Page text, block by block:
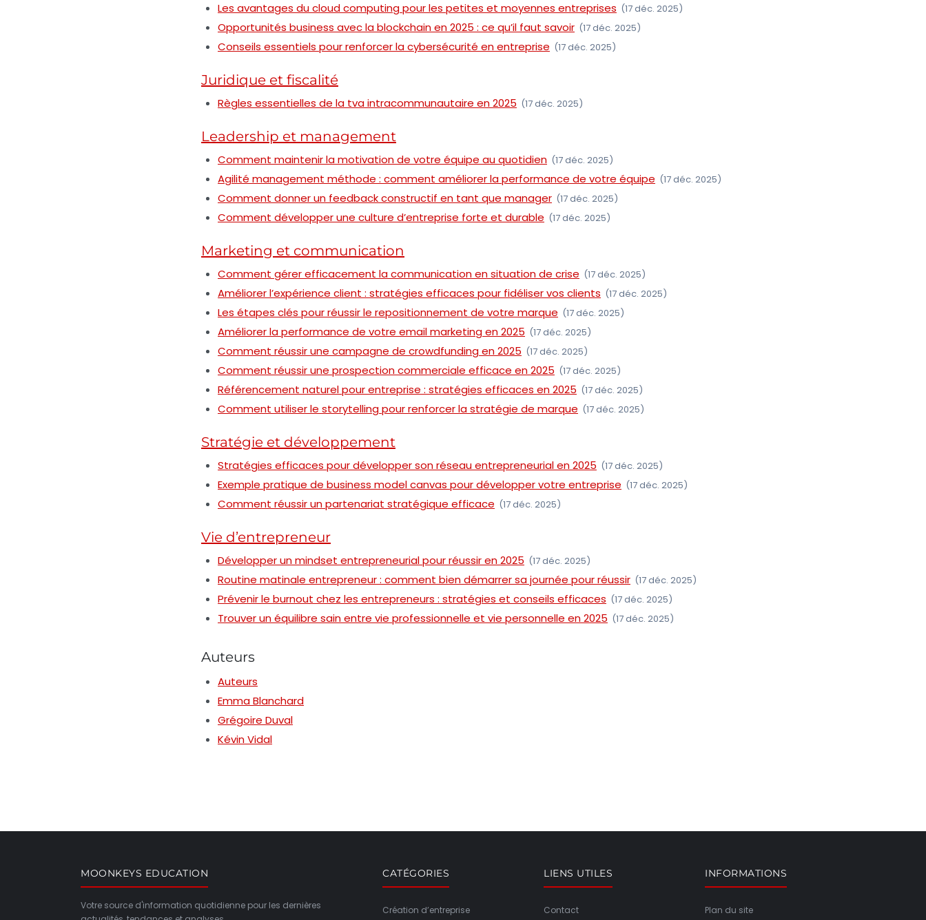
Les avantages du cloud computing pour les petites et moyennes entreprises (17 déc. 2025)
Opportunités business avec la blockchain en 2025 : ce qu’il faut savoir (17 déc. 2025)
Conseils essentiels pour renforcer la cybersécurité en entreprise (17 déc. 2025)
Juridique et fiscalité
Règles essentielles de la tva intracommunautaire en 2025 (17 déc. 2025)
Leadership et management
Comment maintenir la motivation de votre équipe au quotidien (17 déc. 2025)
Agilité management méthode : comment améliorer la performance de votre équipe (17 déc. 2025)
Comment donner un feedback constructif en tant que manager (17 déc. 2025)
Comment développer une culture d’entreprise forte et durable (17 déc. 2025)
Marketing et communication
Comment gérer efficacement la communication en situation de crise (17 déc. 2025)
Améliorer l’expérience client : stratégies efficaces pour fidéliser vos clients (17 déc. 2025)
Les étapes clés pour réussir le repositionnement de votre marque (17 déc. 2025)
Améliorer la performance de votre email marketing en 2025 (17 déc. 2025)
Comment réussir une campagne de crowdfunding en 2025 (17 déc. 2025)
Comment réussir une prospection commerciale efficace en 2025 (17 déc. 2025)
Référencement naturel pour entreprise : stratégies efficaces en 2025 (17 déc. 2025)
Comment utiliser le storytelling pour renforcer la stratégie de marque (17 déc. 2025)
Stratégie et développement
Stratégies efficaces pour développer son réseau entrepreneurial en 2025 (17 déc. 2025)
Exemple pratique de business model canvas pour développer votre entreprise (17 déc. 2025)
Comment réussir un partenariat stratégique efficace (17 déc. 2025)
Vie d’entrepreneur
Développer un mindset entrepreneurial pour réussir en 2025 (17 déc. 2025)
Routine matinale entrepreneur : comment bien démarrer sa journée pour réussir (17 déc. 2025)
Prévenir le burnout chez les entrepreneurs : stratégies et conseils efficaces (17 déc. 2025)
Trouver un équilibre sain entre vie professionnelle et vie personnelle en 2025 (17 déc. 2025)
Auteurs
Auteurs
Emma Blanchard
Grégoire Duval
Kévin Vidal
MOONKEYS EDUCATION
Votre source d'information quotidienne pour les dernières
CATÉGORIES
Création d’entreprise
LIENS UTILES
Contact
INFORMATIONS
Plan du site